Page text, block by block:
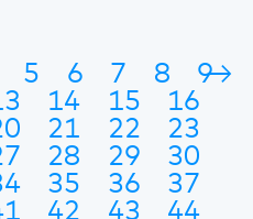
5 6 7 8
9
14 15
16
21 22
23
28 29
30
35 36
37
42 43
44
→